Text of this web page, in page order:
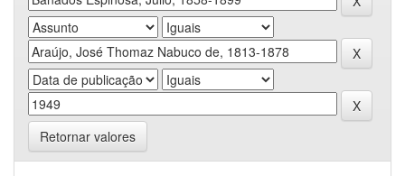
Retornar valores